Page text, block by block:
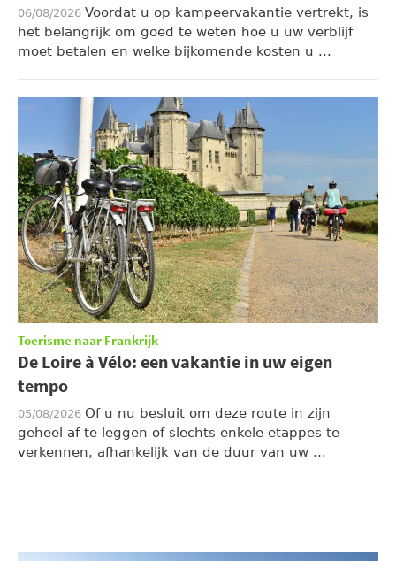
06/08/2026 Voordat u op kampeervakantie vertrekt, is
het belangrijk om goed te weten hoe u uw verblijf
moet betalen en welke bijkomende kosten u ...
Toerisme naar Frankrijk
De Loire à Vélo: een vakantie in uw eigen
tempo
05/08/2026 Of u nu besluit om deze route in zijn
geheel af te leggen of slechts enkele etappes te
verkennen, afhankelijk van de duur van uw ...